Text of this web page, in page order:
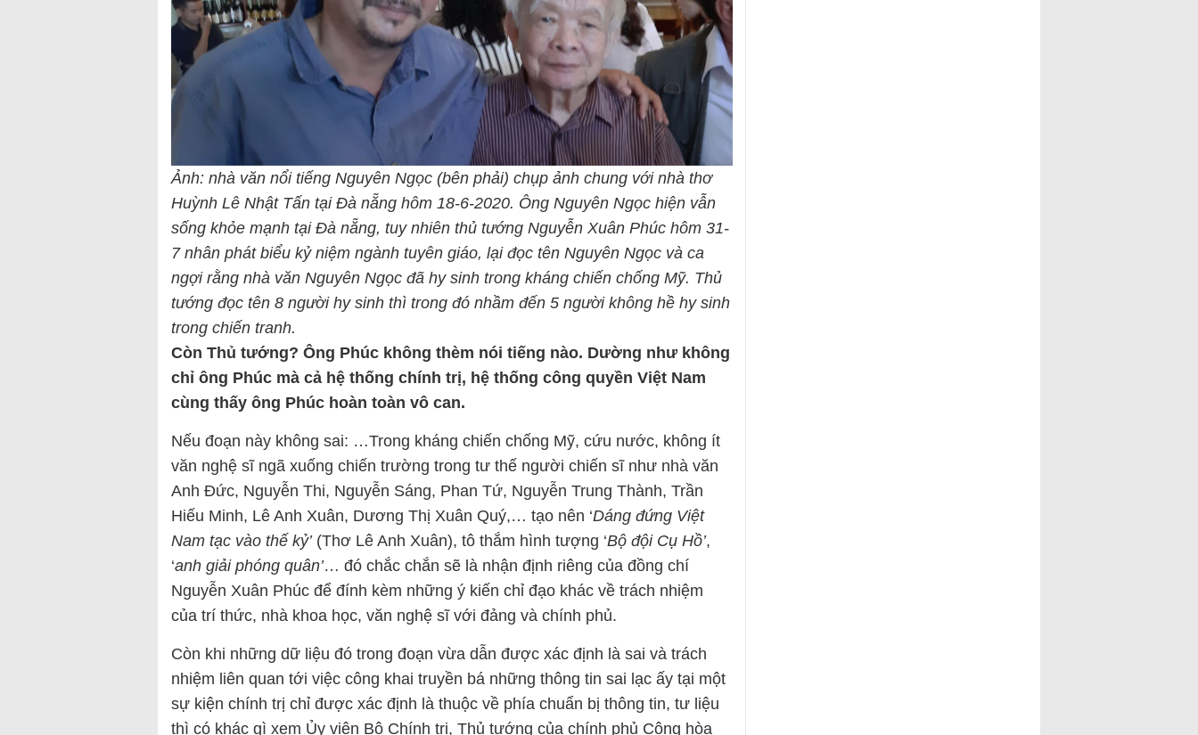
Ảnh: nhà văn nổi tiếng Nguyên Ngọc (bên phải) chụp ảnh chung với nhà thơ
Huỳnh Lê Nhật Tấn tại Đà nẵng hôm 18-6-2020. Ông Nguyên Ngọc hiện vẫn
sống khỏe mạnh tại Đà nẵng, tuy nhiên thủ tướng Nguyễn Xuân Phúc hôm 31-
7 nhân phát biểu kỷ niệm ngành tuyên giáo, lại đọc tên Nguyên Ngọc và ca
ngợi rằng nhà văn Nguyên Ngọc đã hy sinh trong kháng chiến chống Mỹ. Thủ
tướng đọc tên 8 người hy sinh thì trong đó nhầm đến 5 người không hề hy sinh
trong chiến tranh.
Còn Thủ tướng? Ông Phúc không thèm nói tiếng nào. Dường như không
chỉ ông Phúc mà cả hệ thống chính trị, hệ thống công quyền Việt Nam
cùng thấy ông Phúc hoàn toàn vô can.
Nếu đoạn này không sai: …Trong kháng chiến chống Mỹ, cứu nước, không ít
văn nghệ sĩ ngã xuống chiến trường trong tư thế người chiến sĩ như nhà văn
Anh Đức, Nguyễn Thi, Nguyễn Sáng, Phan Tứ, Nguyễn Trung Thành, Trần
Hiếu Minh, Lê Anh Xuân, Dương Thị Xuân Quý,… tạo nên ‘Dáng đứng Việt
Nam tạc vào thế kỷ’(Thơ Lê Anh Xuân), tô thắm hình tượng ‘Bộ đội Cụ Hồ’,
‘anh giải phóng quân’… đó chắc chắn sẽ là nhận định riêng của đồng chí
Nguyễn Xuân Phúc để đính kèm những ý kiến chỉ đạo khác về trách nhiệm
của trí thức, nhà khoa học, văn nghệ sĩ với đảng và chính phủ.
Còn khi những dữ liệu đó trong đoạn vừa dẫn được xác định là sai và trách
nhiệm liên quan tới việc công khai truyền bá những thông tin sai lạc ấy tại một
sự kiện chính trị chỉ được xác định là thuộc về phía chuẩn bị thông tin, tư liệu
thì có khác gì xem Ủy viên Bộ Chính trị, Thủ tướng của chính phủ Cộng hòa